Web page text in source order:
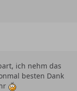
ich nehm das
besten Dank